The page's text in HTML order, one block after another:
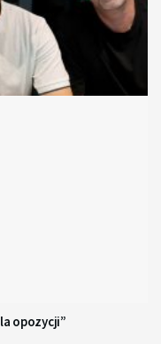
opozycji”